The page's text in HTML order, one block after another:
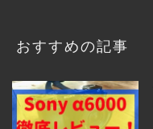
おすすめの記事